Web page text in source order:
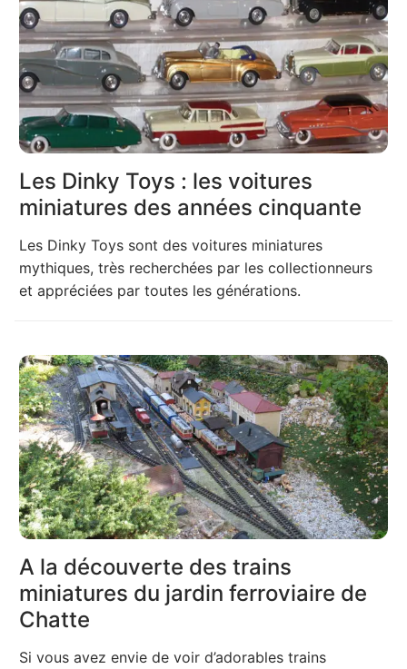
Les Dinky Toys : les voitures
miniatures des années cinquante
Les Dinky Toys sont des voitures miniatures
mythiques, très recherchées par les collectionneurs
et appréciées par toutes les générations.
A la découverte des trains
miniatures du jardin ferroviaire de
Chatte
Si vous avez envie de voir d’adorables trains